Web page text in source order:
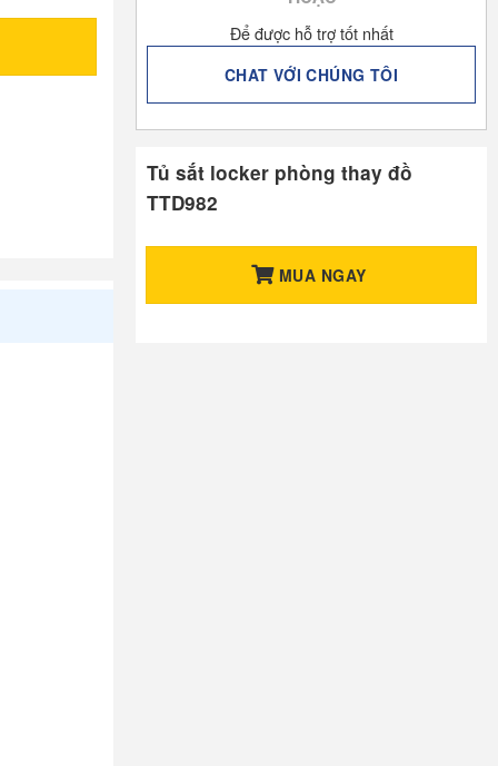
Để được hỗ trợ tốt nhất
CHAT VỚI CHÚNG TÔI
Tủ sắt locker phòng thay đồ
TTD982
MUA NGAY